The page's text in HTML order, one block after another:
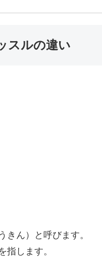
スルの違い
きん）と呼びます。
指します。